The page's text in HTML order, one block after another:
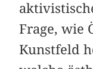
Frage, wie
Kunstfeld